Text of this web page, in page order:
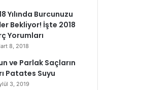
Yılında Burcunuzu
Bekliyor! İşte 2018
Yorumları
8, 2018
ve Parlak Saçların
Patates Suyu
3, 2019